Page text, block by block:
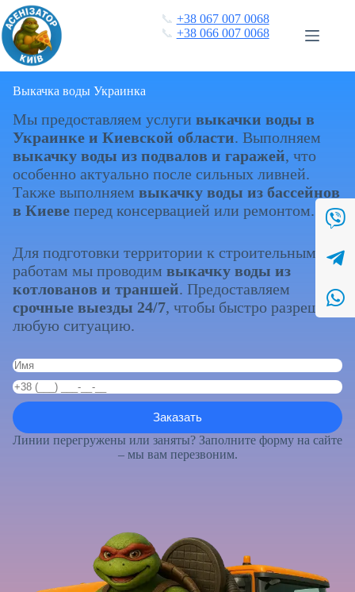
Перейти
к
сути
📞 +38 067 007 0068
📞 +38 066 007 0068
Выкачка воды Украинка
Мы предоставляем услуги выкачки воды в
Украинке и Киевской области. Выполняем
выкачку воды из подвалов и гаражей, что
особенно актуально после сильных ливней.
Также выполняем выкачку воды из бассейнов
в Киеве перед консервацией или ремонтом.
Для подготовки территории к строительным
работам мы проводим выкачку воды из
котлованов и траншей. Предоставляем
срочные выезды 24/7, чтобы быстро разрешить
любую ситуацию.
Линии перегружены или заняты? Заполните форму на сайте
– мы вам перезвоним.